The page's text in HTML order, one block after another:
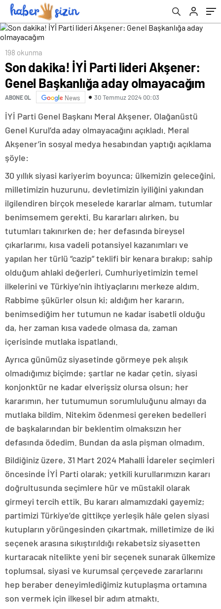
198 okunma
Son dakika! İYİ Parti lideri Akşener:
Genel Başkanlığa aday olmayacağım
ABONE OL News 30 Temmuz 2024 00:03
İYİ Parti Genel Başkanı Meral Akşener, Olağanüstü
Genel Kurul’da aday olmayacağını açıkladı. Meral
Akşener’in sosyal medya hesabından yaptığı açıklama
şöyle:
30 yıllık siyasi kariyerim boyunca; ülkemizin geleceğini,
milletimizin huzurunu, devletimizin iyiliğini yakından
ilgilendiren birçok meselede kararlar almam, tutumlar
benimsemem gerekti. Bu kararları alırken, bu
tutumları takınırken de; her defasında bireysel
çıkarlarımı, kısa vadeli potansiyel kazanımları ve
yapılan her türlü “cazip” teklifi bir kenara bırakıp; sahip
olduğum ahlaki değerleri, Cumhuriyetimizin temel
ilkelerini ve Türkiye’nin ihtiyaçlarını merkeze aldım.
Rabbime şükürler olsun ki; aldığım her kararın,
benimsediğim her tutumun ne kadar isabetli olduğu
da, her zaman kısa vadede olmasa da, zaman
içerisinde mutlaka ispatlandı.
Ayrıca günümüz siyasetinde görmeye pek alışık
olmadığımız biçimde; şartlar ne kadar çetin, siyasi
konjonktür ne kadar elverişsiz olursa olsun; her
kararımın, her tutumumun sorumluluğunu almayı da
mutlaka bildim. Nitekim ödenmesi gereken bedelleri
de başkalarından bir beklentim olmaksızın her
defasında ödedim. Bundan da asla pişman olmadım.
Bildiğiniz üzere, 31 Mart 2024 Mahalli İdareler seçimleri
öncesinde İYİ Parti olarak; yetkili kurullarımızın kararı
doğrultusunda seçimlere hür ve müstakil olarak
girmeyi tercih ettik. Bu kararı almamızdaki gayemiz;
partimizi Türkiye’de gittikçe yerleşik hâle gelen siyasi
kutupların yörüngesinden çıkartmak, milletimize de iki
seçenek arasına sıkıştırıldığı rekabetsiz siyasetten
kurtaracak nitelikte yeni bir seçenek sunarak ülkemize
toplumsal, siyasi ve kurumsal çerçevede zararlarını
hep beraber deneyimlediğimiz kutuplaşma ortamına
son vermek için ilkesel bir adım atmaktı.